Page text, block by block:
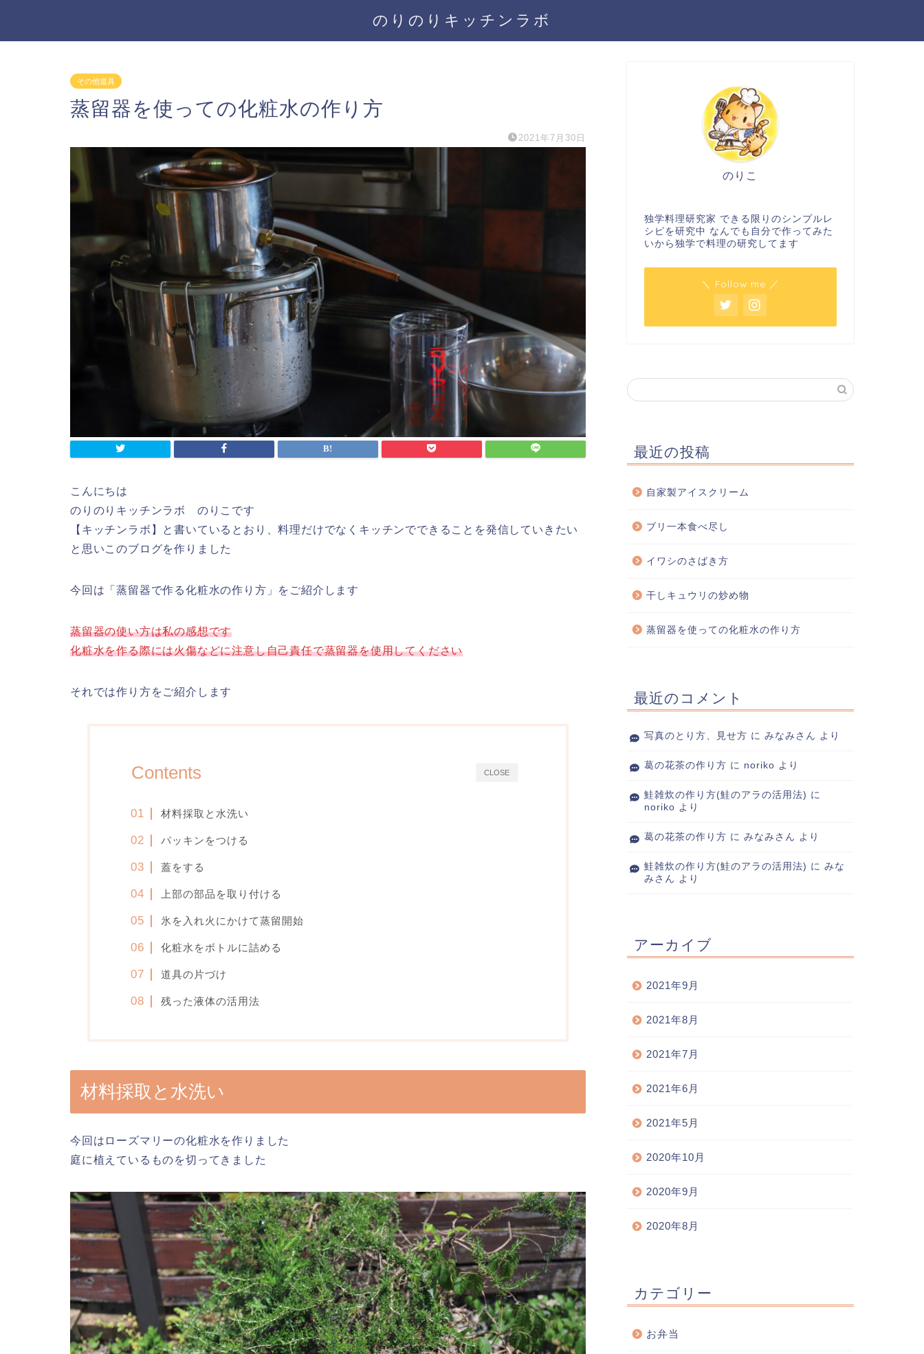
のりのりキッチンラボ
その他道具
蒸留器を使っての化粧水の作り方
2021年7月30日
こんにちは
のりのりキッチンラボ のりこです
【キッチンラボ】と書いているとおり、料理だけでなくキッチンでできることを発信していきたい
と思いこのブログを作りました
今回は「蒸留器で作る化粧水の作り方」をご紹介します
蒸留器の使い方は私の感想です
化粧水を作る際には火傷などに注意し自己責任で蒸留器を使用してください
それでは作り方をご紹介します
CLOSE
Contents
材料採取と水洗い
パッキンをつける
蓋をする
上部の部品を取り付ける
氷を入れ火にかけて蒸留開始
化粧水をボトルに詰める
道具の片づけ
残った液体の活用法
材料採取と水洗い
今回はローズマリーの化粧水を作りました
庭に植えているものを切ってきました
のりこ
独学料理研究家 できる限りのシンプルレ
シピを研究中 なんでも自分で作ってみた
いから独学で料理の研究してます
＼ Follow me ／
最近の投稿
自家製アイスクリーム
ブリ一本食べ尽し
イワシのさばき方
干しキュウリの炒め物
蒸留器を使っての化粧水の作り方
最近のコメント
写真のとり方、見せ方 に みなみさん より
葛の花茶の作り方 に noriko より
鮭雑炊の作り方(鮭のアラの活用法) に
noriko より
葛の花茶の作り方 に みなみさん より
鮭雑炊の作り方(鮭のアラの活用法) に みな
みさん より
アーカイブ
2021年9月
2021年8月
2021年7月
2021年6月
2021年5月
2020年10月
2020年9月
2020年8月
カテゴリー
お弁当